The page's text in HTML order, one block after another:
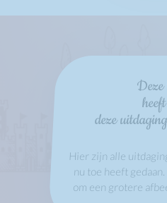
Deze
deze
Hier zijn alle
nu toe heeft
om een grotere